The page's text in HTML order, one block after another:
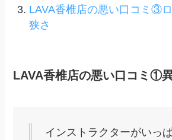
LAVA香椎店の悪い口コミ③
狭さ
LAVA香椎店の悪い口コミ①
インストラクターがいっ